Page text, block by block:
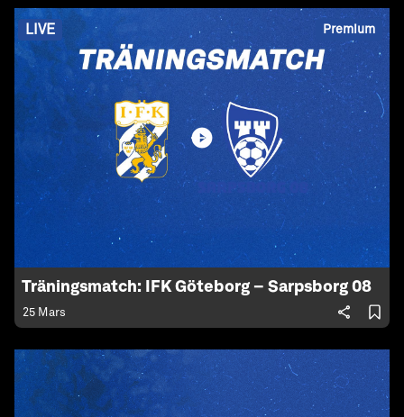
LIVE Premium
Träningsmatch: IFK Göteborg – Sarpsborg 08
25 Mars